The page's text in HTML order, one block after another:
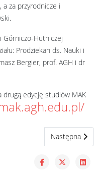
a za przyrodnicze i
Górniczo-Hutniczej
Prodziekan ds. Nauki i
Bergier, prof. AGH i dr
drugą edycję studiów MAK
o kierunku ZKPiA
Następna
Następna